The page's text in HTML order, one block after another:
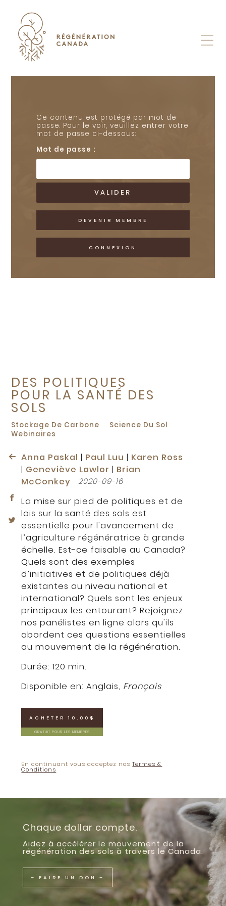
content
Ce contenu est protégé par mot de
passe. Pour le voir, veuillez entrer votre
mot de passe ci-dessous:
Mot de passe :
DEVENIR MEMBRE
CONNEXION
DES POLITIQUES
POUR LA SANTÉ DES
SOLS
Stockage De Carbone
Science Du Sol
Webinaires
Anna Paskal | Paul Luu | Karen Ross
| Geneviève Lawlor | Brian
McConkey
2020-09-16
La mise sur pied de politiques et de
lois sur la santé des sols est
essentielle pour l'avancement de
l’agriculture régénératrice à grande
échelle. Est-ce faisable au Canada?
Quels sont des exemples
d’initiatives et de politiques déjà
existantes au niveau national et
international? Quels sont les enjeux
principaux les entourant? Rejoignez
nos panélistes en ligne alors qu'ils
abordent ces questions essentielles
au mouvement de la régénération.
Durée: 120 min.
Disponible en:Anglais, Français
ACHETER 10.00$
GRATUIT POUR LES MEMBRES
En continuant vous acceptez nosTermes &
Conditions
Chaque dollar compte.
Aidez à accélérer le mouvement de la
régénération des sols à travers le Canada.
– FAIRE UN DON –